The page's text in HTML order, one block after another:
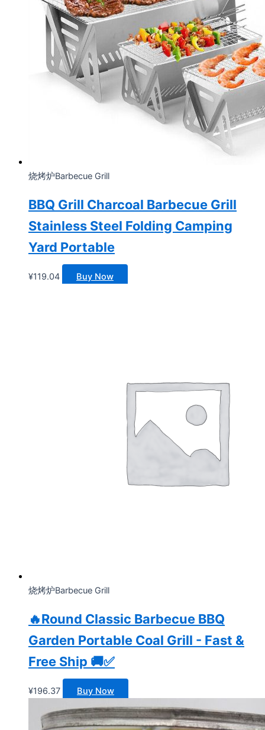
烧烤炉Barbecue Grill
BBQ Grill Charcoal Barbecue Grill
Stainless Steel Folding Camping
Yard Portable
¥119.04 Buy Now
烧烤炉Barbecue Grill
🔥Round Classic Barbecue BBQ
Garden Portable Coal Grill - Fast &
Free Ship 🚚✅
¥196.37 Buy Now